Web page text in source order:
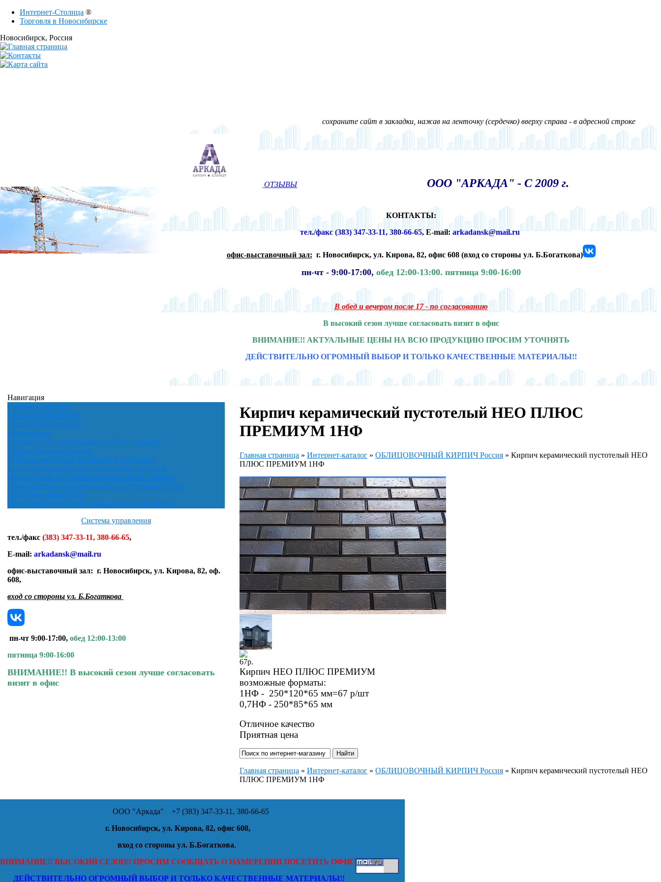
Интернет-Столица ®
Торговля в Новосибирске
Новосибирск, Россия
сохраните сайт в закладки, нажав на ленточку (сердечко) вверху справа - в адресной строке
ОТЗЫВЫ ООО "АРКАДА" - С 2009 г.
КОНТАКТЫ:
тел./факс (383) 347-33-11, 380-66-65,E-mail:arkadansk@mail.ru
офис-выставочный зал: г. Новосибирск, ул. Кирова, 82, офис 608 (вход со стороны ул. Б.Богаткова)
пн-чт - 9:00-17:00, обед 12:00-13:00. пятница 9:00-16:00
В обед и вечером после 17 - по согласованию
В высокий сезон лучше согласовать визит в офис
ВНИМАНИЕ!! АКТУАЛЬНЫЕ ЦЕНЫ НА ВСЮ ПРОДУКЦИЮ ПРОСИМ УТОЧНЯТЬ
ДЕЙСТВИТЕЛЬНО ОГРОМНЫЙ ВЫБОР И ТОЛЬКО КАЧЕСТВЕННЫЕ МАТЕРИАЛЫ!!
Навигация
Главная страница
КАТАЛОГ И ЦЕНЫ
Акции И Распродажи
Фотогалерея
Контакты / Оставить Заявку в ООО "Аркада"
Кирпич Красная гвардия
Клинкерная плитка для фасада и интерьера
Вентилируемые фасады с клинкерной плиткой
Отделка дома из газобетона клинкерной плиткой
Промышленная техническая кислотоупорная плитка
ОТДЕЛКА КРЫЛЬЦА
Облицовочный кирпич "Баварская кладка" флэш
Система управления
тел./факс (383) 347-33-11, 380-66-65,
E-mail: arkadansk@mail.ru
офис-выставочный зал: г. Новосибирск, ул. Кирова, 82, оф.
608,
вход со стороны ул. Б.Богаткова
пн-чт 9:00-17:00, обед 12:00-13:00
пятница 9:00-16:00
ВНИМАНИЕ!! В высокий сезон лучше согласовать
визит в офис
Кирпич керамический пустотелый НЕО ПЛЮС
ПРЕМИУМ 1НФ
Главная страница » Интернет-каталог » ОБЛИЦОВОЧНЫЙ КИРПИЧ Россия » Кирпич керамический пустотелый НЕО
ПЛЮС ПРЕМИУМ 1НФ
67р.
Кирпич НЕО ПЛЮС ПРЕМИУМ
возможные форматы:
1НФ - 250*120*65 мм=67 р/шт
0,7НФ - 250*85*65 мм
Отличное качество
Приятная цена
Главная страница » Интернет-каталог » ОБЛИЦОВОЧНЫЙ КИРПИЧ Россия » Кирпич керамический пустотелый НЕО
ПЛЮС ПРЕМИУМ 1НФ
ООО "Аркада" +7 (383) 347-33-11, 380-66-65
г. Новосибирск, ул. Кирова, 82, офис 608,
вход со стороны ул. Б.Богаткова,
ВНИМАНИЕ!! ВЫСОКИЙ СЕЗОН!! ПРОСИМ СООБЩАТЬ О НАМЕРЕНИИ ПОСЕТИТЬ ОФИС
ДЕЙСТВИТЕЛЬНО ОГРОМНЫЙ ВЫБОР И ТОЛЬКО КАЧЕСТВЕННЫЕ МАТЕРИАЛЫ!!